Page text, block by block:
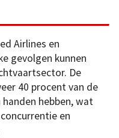
Airlines en
gevolgen kunnen
De
40 procent van de
hebben, wat
en